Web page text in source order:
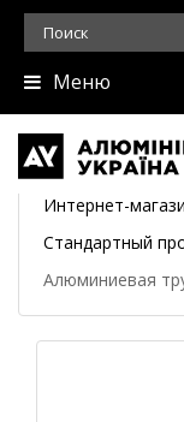
Меню
Интернет-
Стандартный
Алюминиевая